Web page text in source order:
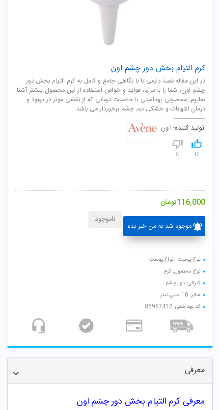
کرم التیام بخش دور چشم اون
در این مقاله قصد دارمی تا با نگاهی جامع و کامل به کرم التیام بخش دور
چشم اون، شما را با مزایا، فواید و خواص استفاده از این محصول بیشتر آشنا
نماییم. محصولی بهداشتی با خاصیت درمانی که از نقشی موثر در بهبود و
درمان التهابات و خشکی دور چشم برخوردار می باشد.
تولید کننده: اون
0
0
116,000تومان
موجود شد به من خبر بده
ناموجود
نوع پوست: انواع پوست
نوع محصول: کرم
کارائی: دور چشم
سایز: 10 میلی لیتر
کد بهداشتی: 85967412
معرفی
معرفی کرم التیام بخش دور چشم اون